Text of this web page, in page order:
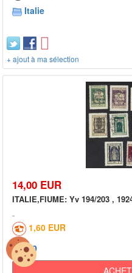
Italie
+ ajout à ma sélection
14,00 EUR
ITALIE,FIUME: Yv 194/203 ,
1,60 EUR
0